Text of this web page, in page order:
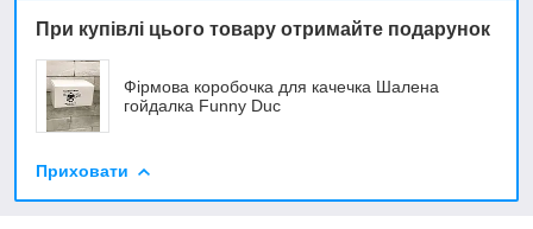
При купівлі цього товару отримайте подарунок
Фірмова коробочка для качечка Шалена
гойдалка Funny Duc
Приховати